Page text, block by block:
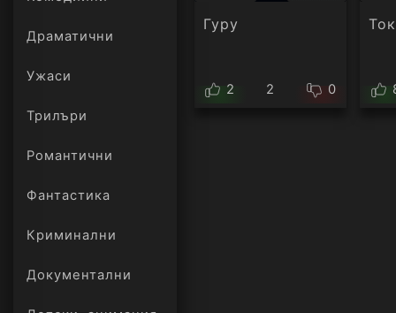
Драматични
Ужаси
Трилъри
онлайн
Романтични
Фантастика
Криминални
Документални
Гуру
2 2 0